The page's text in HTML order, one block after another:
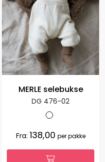
MERLE selebukse
DG 476-02
Fra: 138,00 per pakke